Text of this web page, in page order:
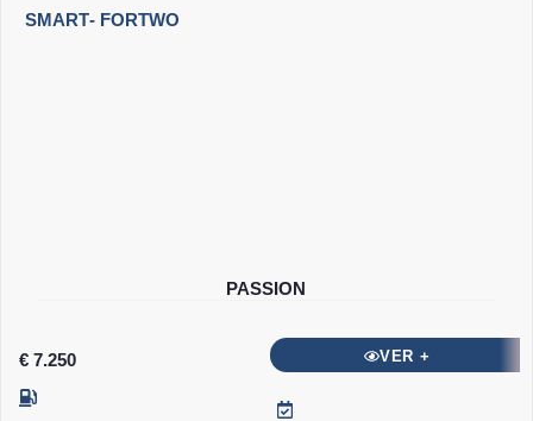
SMART- FORTWO
PASSION
€ 7.250 VER +